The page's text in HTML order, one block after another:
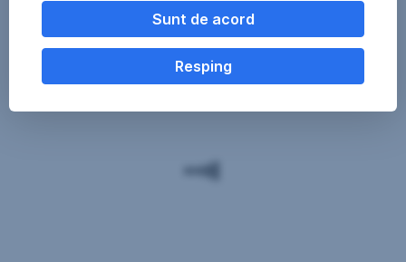
Sunt de acord
Resping